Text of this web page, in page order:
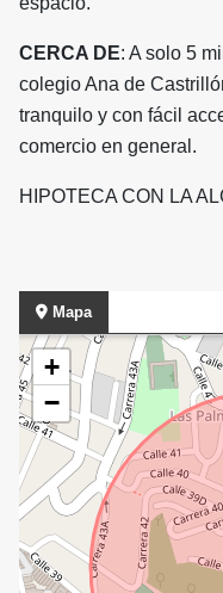
CERCA DE: A solo 5
colegio Ana de
tranquilo y con fácil
comercio en general.
HIPOTECA CON LA
Mapa
+
−